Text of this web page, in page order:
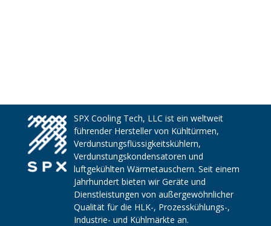
SPX Cooling Tech, LLC ist ein weltweit
führender Hersteller von Kühltürmen,
Verdunstungsflüssigkeitskühlern,
Verdunstungskondensatoren und
luftgekühlten Wärmetauschern. Seit einem
Jahrhundert bieten wir Geräte und
Dienstleistungen von außergewöhnlicher
Qualität für die HLK-, Prozesskühlungs-,
Industrie- und Kühlmärkte an.